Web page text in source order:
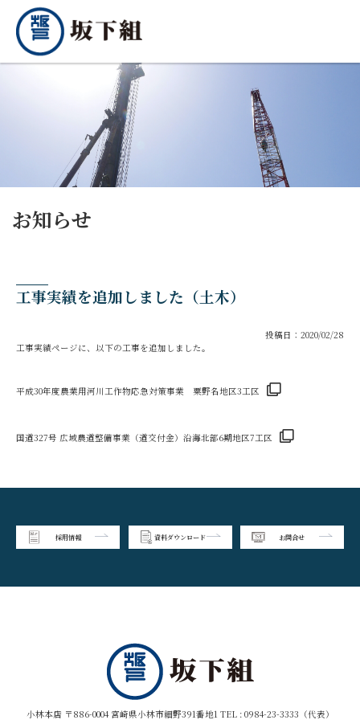
お知らせ
工事実績を追加しました（土木）
投稿日：2020/02/28
工事実績ページに、以下の工事を追加しました。
平成30年度農業用河川工作物応急対策事業 粟野名地区3工区
国道327号 広域農道整備事業（道交付金）沿海北部6期地区7工区
採用情報 資料ダウンロード お問合せ
小林本店 〒886-0004 宮崎県小林市細野391番地1 TEL : 0984-23-3333（代表）